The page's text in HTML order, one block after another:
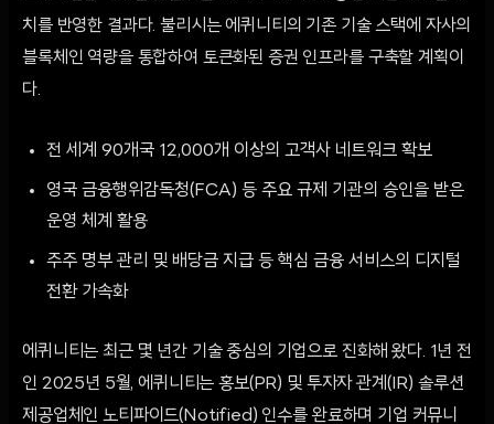
치를 반영한 결과다. 불리시는 에퀴니티의 기존 기술 스택에 자사의
블록체인 역량을 통합하여 토큰화된 증권 인프라를 구축할 계획이
다.
전 세계 90개국 12,000개 이상의 고객사 네트워크 확보
영국 금융행위감독청(FCA) 등 주요 규제 기관의 승인을 받은
운영 체계 활용
주주 명부 관리 및 배당금 지급 등 핵심 금융 서비스의 디지털
전환 가속화
에퀴니티는 최근 몇 년간 기술 중심의 기업으로 진화해 왔다. 1년 전
인 2025년 5월, 에퀴니티는 홍보(PR) 및 투자자 관계(IR) 솔루션
제공업체인 노티파이드(Notified) 인수를 완료하며 기업 커뮤니